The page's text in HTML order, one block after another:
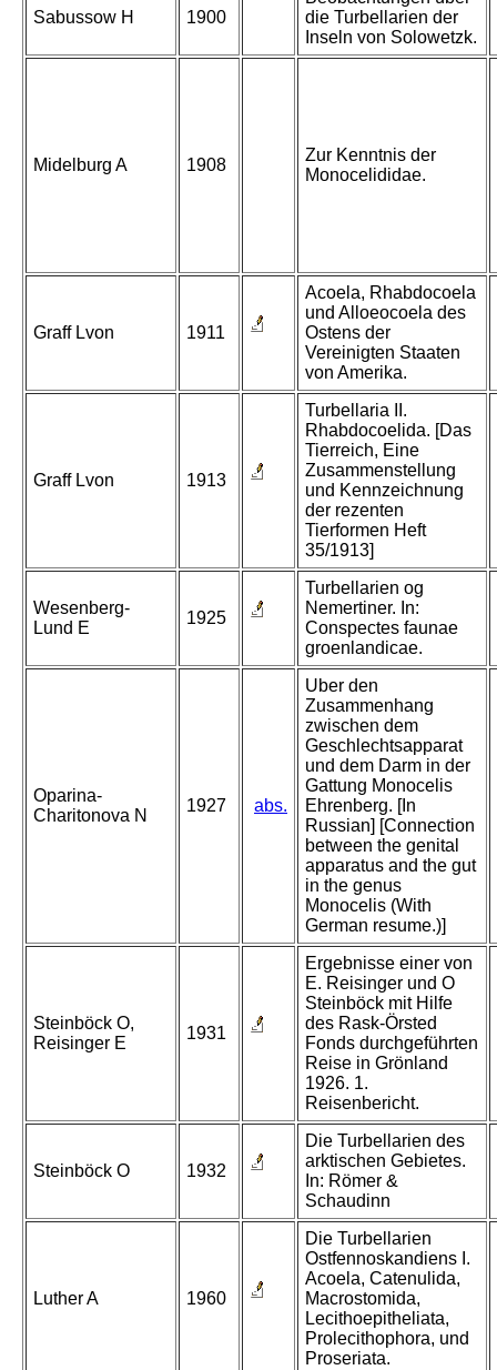
Sabussow H 1900
die Turbellarien der
Inseln von Solowetzk.
Midelburg A 1908
Zur Kenntnis der
Monocelididae.
Graff Lvon 1911
Acoela, Rhabdocoela
und Alloeocoela des
Ostens der
Vereinigten Staaten
von Amerika.
Graff Lvon 1913
Turbellaria II.
Rhabdocoelida. [Das
Tierreich, Eine
Zusammenstellung
und Kennzeichnung
der rezenten
Tierformen Heft
35/1913]
Wesenberg-
Lund E
1925
Turbellarien og
Nemertiner. In:
Conspectes faunae
groenlandicae.
Oparina-
Charitonova N
1927 abs.
Uber den
Zusammenhang
zwischen dem
Geschlechtsapparat
und dem Darm in der
Gattung Monocelis
Ehrenberg. [In
Russian] [Connection
between the genital
apparatus and the gut
in the genus
Monocelis (With
German resume.)]
Steinböck O,
Reisinger E
1931
Ergebnisse einer von
E. Reisinger und O
Steinböck mit Hilfe
des Rask-Örsted
Fonds durchgeführten
Reise in Grönland
1926. 1.
Reisenbericht.
Steinböck O 1932
Die Turbellarien des
arktischen Gebietes.
In: Römer &
Schaudinn
Luther A 1960
Die Turbellarien
Ostfennoskandiens I.
Acoela, Catenulida,
Macrostomida,
Lecithoepitheliata,
Prolecithophora, und
Proseriata.